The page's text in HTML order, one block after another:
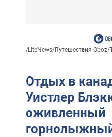
/LiteNews/Путешествия Oboz/
Отдых в
Уистлер
оживленный